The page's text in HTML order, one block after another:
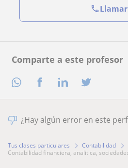
Comparte a este profesor
Llamar
¿Hay algún error en este
Tus clases particulares Contabilidad
contabilidad financiera, analitica,